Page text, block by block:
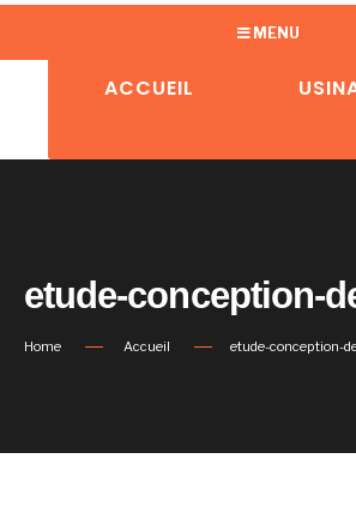
MENU
ACCUEIL
etude-conception-
Home Accueil etude-conception-